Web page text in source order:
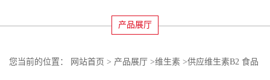
产品展厅
您当前的位置： 网站首页 > 产品展厅 >维生素 >供应维生素B2 食品